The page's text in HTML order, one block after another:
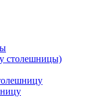
столешницы)